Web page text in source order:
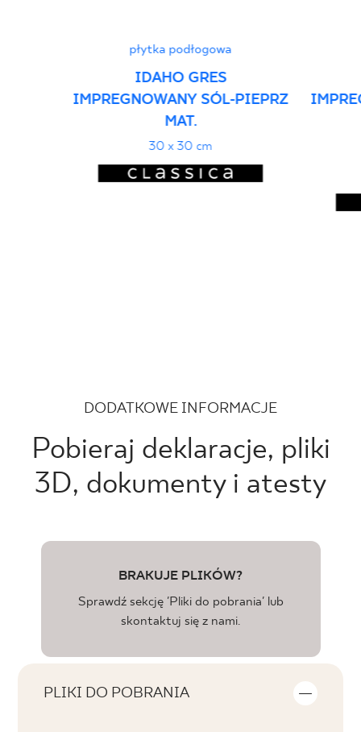
płytka podłogowa
IDAHO GRES
IMPREGNOWANY SÓL-PIEPRZ
MAT.
30 x 30 cm
DODATKOWE INFORMACJE
Pobieraj deklaracje, pliki
3D, dokumenty i atesty
BRAKUJE PLIKÓW?
Sprawdź sekcję 'Pliki do pobrania' lub
skontaktuj się z nami.
PLIKI DO POBRANIA